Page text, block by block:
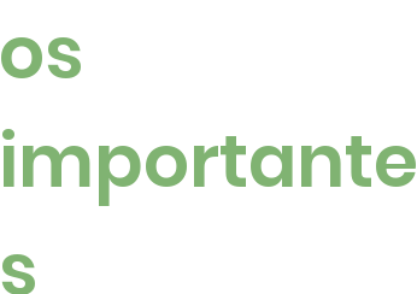
os
importante
s